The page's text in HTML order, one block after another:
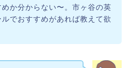
めか分からない〜。市ヶ谷の英
でおすすめがあれば教えて欲